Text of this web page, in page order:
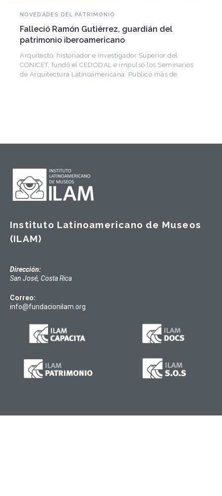
NOVEDADES DEL PATRIMONIO
Falleció Ramón Gutiérrez, guardián del
patrimonio iberoamericano
Arquitecto, historiador e Investigador Superior del
CONICET, fundó el CEDODAL e impulsó los Seminarios
de Arquitectura Latinoamericana. Publicó más de
Instituto Latinoamericano de Museos
(ILAM)
Dirección:
San José, Costa Rica
Correo:
info@fundacionilam.org